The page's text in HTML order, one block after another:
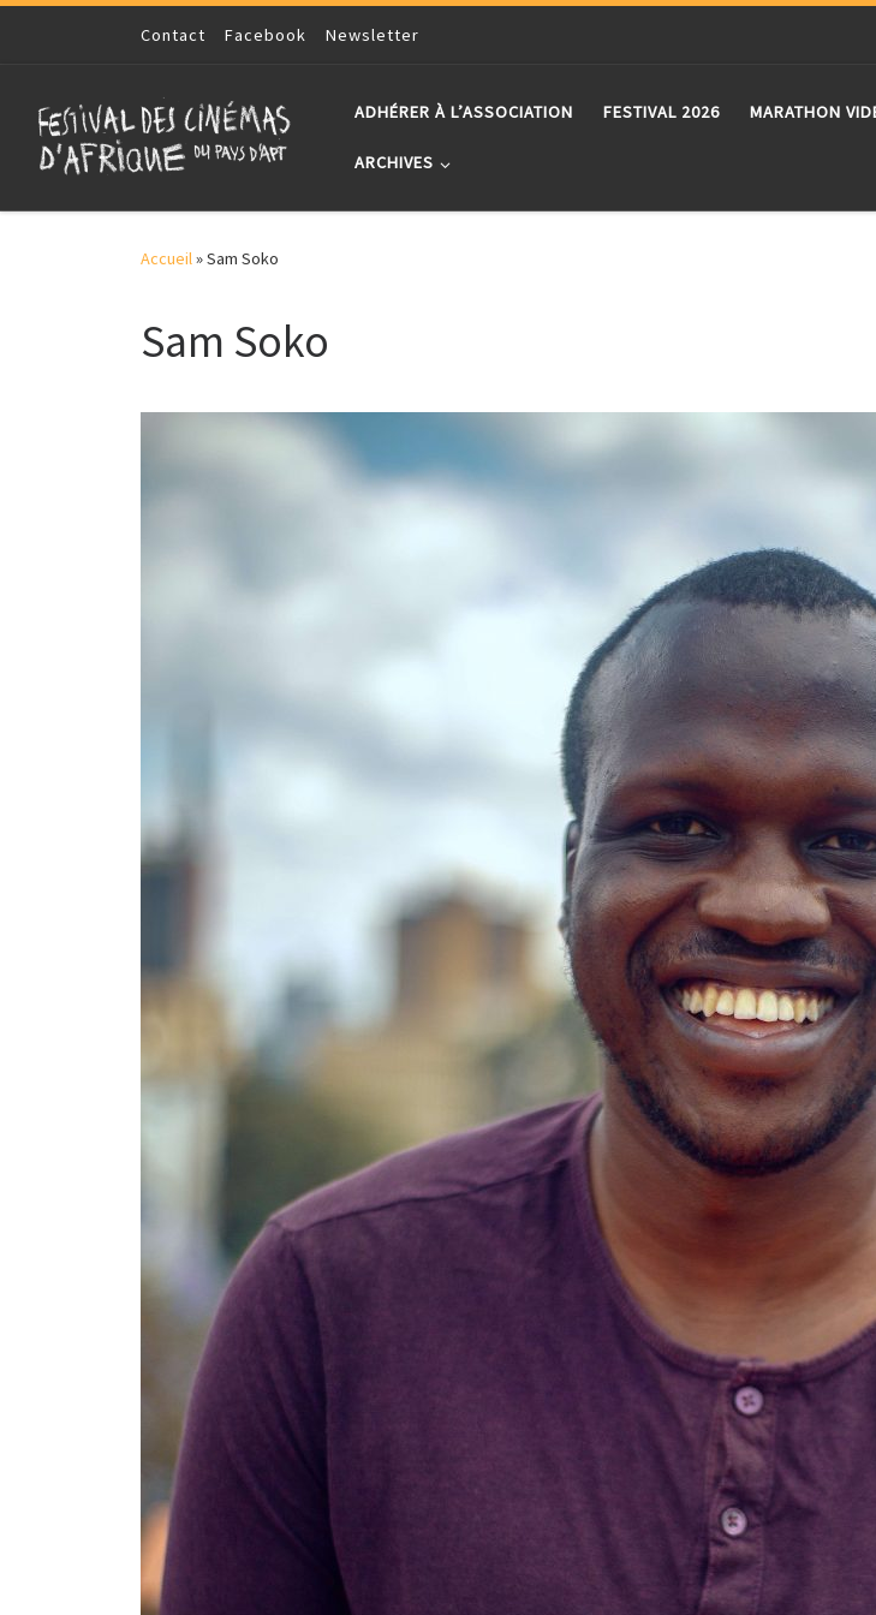
Skip to contentContact Facebook Newsletter
ADHÉRER À L’ASSOCIATION FESTIVAL 2026 MARATHON
ARCHIVES
Accueil»Sam Soko
Sam Soko